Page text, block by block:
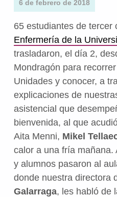
6 de febrero de 2018
65 estudiantes de tercer
Enfermería de la
trasladaron, el día 2,
Mondragón para
Unidades y conocer, a
explicaciones de
asistencial que
bienvenida, al que
Aita Menni, Mikel
calor a una fría mañana.
y alumnos pasaron al
dondenuestra directora
Galarraga, les habló de